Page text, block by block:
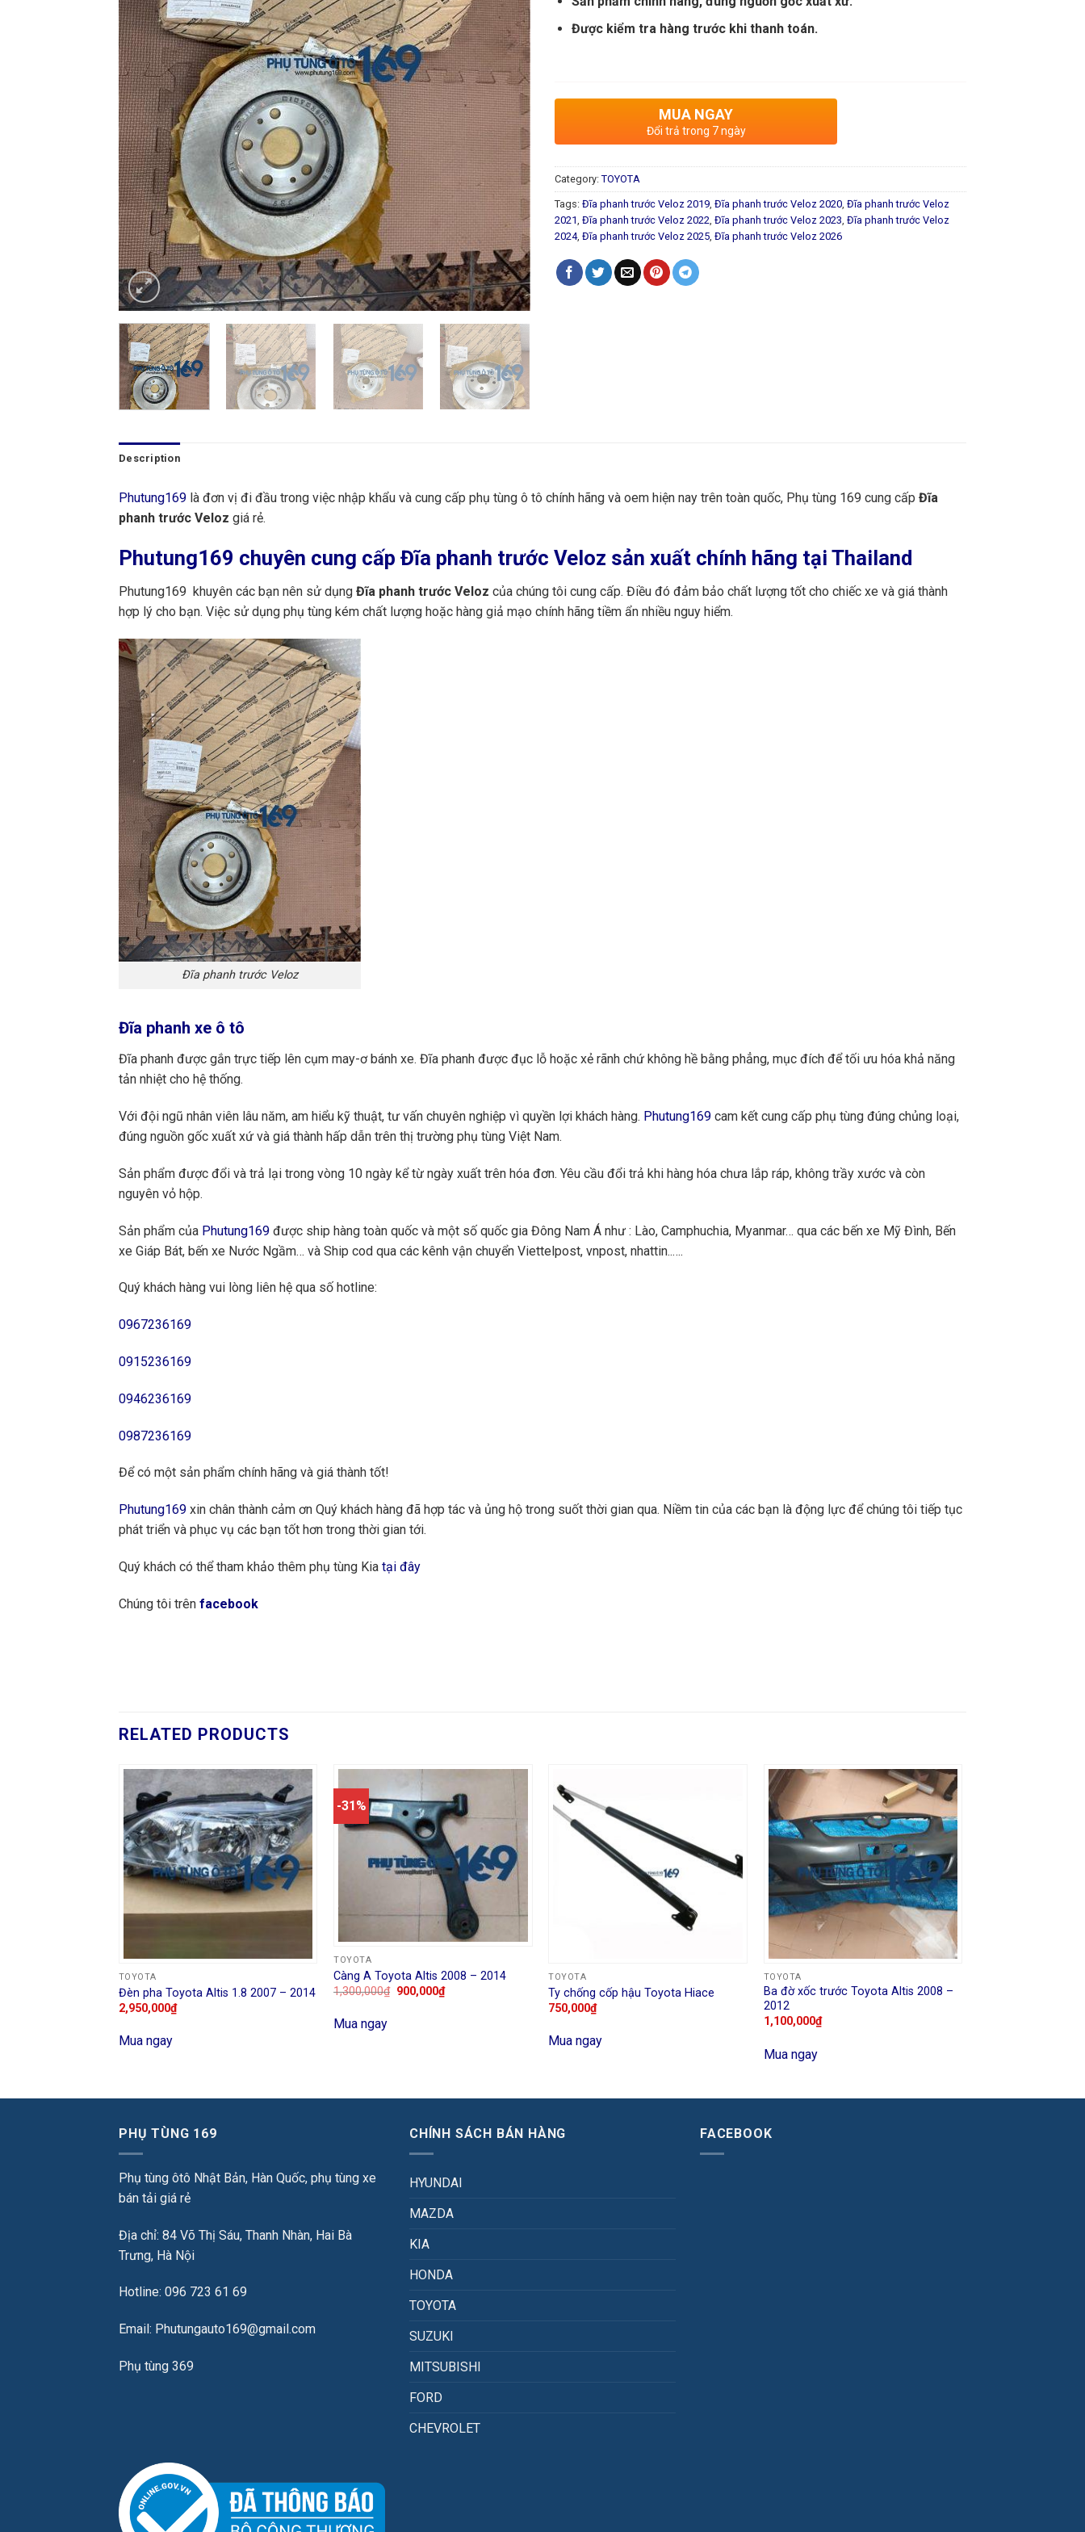
Được kiểm tra hàng trước khi thanh toán.
MUA NGAY
Đổi trả trong 7 ngày
Category: TOYOTA
Tags: Đĩa phanh trước Veloz 2019, Đĩa phanh trước Veloz 2020, Đĩa phanh trước Veloz
2021, Đĩa phanh trước Veloz 2022, Đĩa phanh trước Veloz 2023, Đĩa phanh trước Veloz
2024, Đĩa phanh trước Veloz 2025, Đĩa phanh trước Veloz 2026
Description
Phutung169 là đơn vị đi đầu trong việc nhập khẩu và cung cấp phụ tùng ô tô chính hãng và oem hiện nay trên toàn quốc, Phụ tùng 169 cung cấp Đĩa
phanh trước Veloz giá rẻ.
Phutung169 chuyên cung cấp Đĩa phanh trước Veloz sản xuất chính hãng tại Thailand
Phutung169 khuyên các bạn nên sử dụng Đĩa phanh trước Veloz của chúng tôi cung cấp. Điều đó đảm bảo chất lượng tốt cho chiếc xe và giá thành
hợp lý cho bạn. Việc sử dụng phụ tùng kém chất lượng hoặc hàng giả mạo chính hãng tiềm ẩn nhiều nguy hiểm.
Đĩa phanh trước Veloz
Đĩa phanh xe ô tô
Đĩa phanh được gắn trực tiếp lên cụm may-ơ bánh xe. Đĩa phanh được đục lỗ hoặc xẻ rãnh chứ không hề bằng phẳng, mục đích để tối ưu hóa khả năng
tản nhiệt cho hệ thống.
Với đội ngũ nhân viên lâu năm, am hiểu kỹ thuật, tư vấn chuyên nghiệp vì quyền lợi khách hàng. Phutung169 cam kết cung cấp phụ tùng đúng chủng loại,
đúng nguồn gốc xuất xứ và giá thành hấp dẫn trên thị trường phụ tùng Việt Nam.
Sản phẩm được đổi và trả lại trong vòng 10 ngày kể từ ngày xuất trên hóa đơn. Yêu cầu đổi trả khi hàng hóa chưa lắp ráp, không trầy xước và còn
nguyên vỏ hộp.
Sản phẩm của Phutung169 được ship hàng toàn quốc và một số quốc gia Đông Nam Á như : Lào, Camphuchia, Myanmar… qua các bến xe Mỹ Đình, Bến
xe Giáp Bát, bến xe Nước Ngầm… và Ship cod qua các kênh vận chuyển Viettelpost, vnpost, nhattin..….
Quý khách hàng vui lòng liên hệ qua số hotline:
0967236169
0915236169
0946236169
0987236169
Để có một sản phẩm chính hãng và giá thành tốt!
Phutung169 xin chân thành cảm ơn Quý khách hàng đã hợp tác và ủng hộ trong suốt thời gian qua. Niềm tin của các bạn là động lực để chúng tôi tiếp tục
phát triển và phục vụ các bạn tốt hơn trong thời gian tới.
Quý khách có thể tham khảo thêm phụ tùng Kia tại đây
Chúng tôi trên facebook
RELATED PRODUCTS
TOYOTA
Đèn pha Toyota Altis 1.8 2007 – 2014
2,950,000₫
Mua ngay
-31%
TOYOTA
Càng A Toyota Altis 2008 – 2014
1,300,000₫ 900,000₫
Mua ngay
TOYOTA
Ty chống cốp hậu Toyota Hiace
750,000₫
Mua ngay
TOYOTA
Ba đờ xốc trước Toyota Altis 2008 –
2012
1,100,000₫
Mua ngay
PHỤ TÙNG 169
Phụ tùng ôtô Nhật Bản, Hàn Quốc, phụ tùng xe
bán tải giá rẻ
Địa chỉ: 84 Võ Thị Sáu, Thanh Nhàn, Hai Bà
Trưng, Hà Nội
Hotline: 096 723 61 69
Email: Phutungauto169@gmail.com
Phụ tùng 369
CHÍNH SÁCH BÁN HÀNG
HYUNDAI
MAZDA
KIA
HONDA
TOYOTA
SUZUKI
MITSUBISHI
FORD
CHEVROLET
FACEBOOK